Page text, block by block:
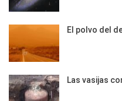
El polvo del
Las vasijas